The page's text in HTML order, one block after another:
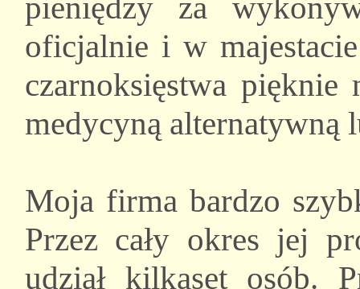
pieniędzy za
oficjalnie i w
czarnoksięstwa pięknie
medycyną alternatywną
Moja firma bardzo
Przez cały okres jej
udział kilkaset osób.